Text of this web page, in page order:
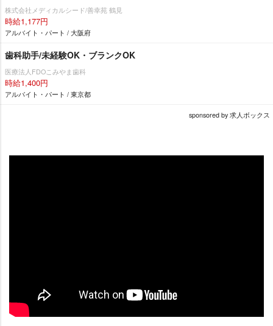
株式会社メディカルシード/善幸苑 鶴見
時給1,177円
アルバイト・パート / 大阪府
歯科助手/未経験OK・ブランクOK
医療法人FDOこみやま歯科
時給1,400円
アルバイト・パート / 東京都
sponsored by 求人ボックス